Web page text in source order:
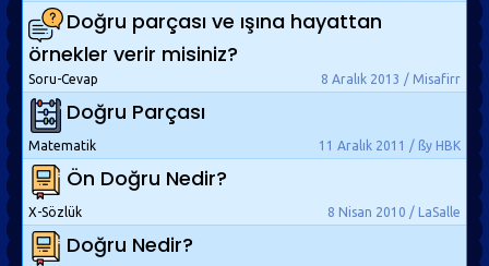
Doğru parçası ve ışına hayattan
örnekler verir misiniz?
8 Aralık 2013 / Misafirr
Soru-Cevap
Doğru Parçası
11 Aralık 2011 / ßy HBK
Matematik
Ön Doğru Nedir?
8 Nisan 2010 / LaSalle
X-Sözlük
Doğru Nedir?